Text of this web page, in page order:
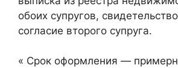
обоих супругов,
согласие второго супруга.
« Срок оформления —